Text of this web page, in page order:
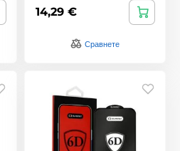
14,29 €
Сравнете